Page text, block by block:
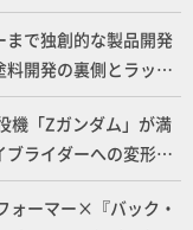
17」＆「ワンエイ
合金の魂】
で独創的な製品開発
開発の裏側とラッカ
ュー！
機「Zガンダム」が満
ライダーへの変形、
現【機動戦士Zガン
ォーマー×『バック・